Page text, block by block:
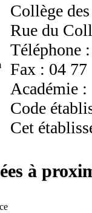
Collège
Rue du
Téléphone
Fax : 04 77
Académie
Code
Cet
à